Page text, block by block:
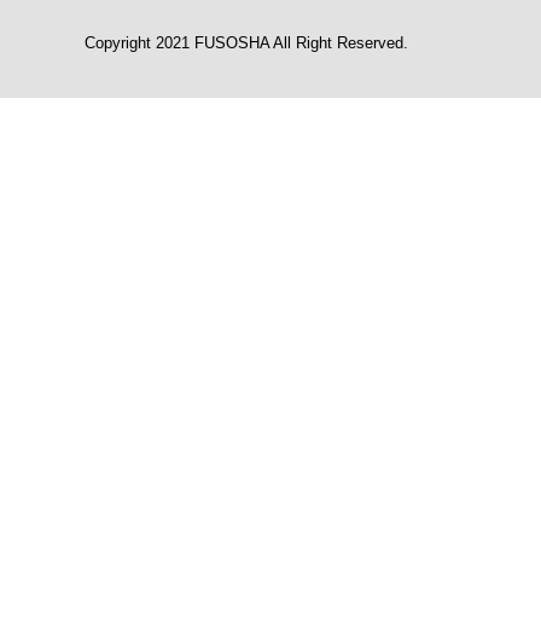
Copyright 2021 FUSOSHA All Right Reserved.